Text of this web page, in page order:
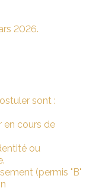
2026.
sont :
en cours de
ou
(permis "B"